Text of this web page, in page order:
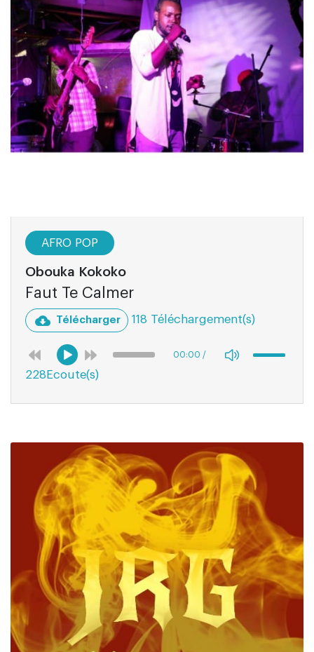
AFRO POP
Obouka Kokoko
Faut Te Calmer
Télécharger 118 Téléchargement(s)
00:00 /
228Ecoute(s)